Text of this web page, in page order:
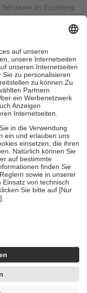
davon als Zuzahlung
in Höhe von zehn
als die tatsächlichen
Online-Apotheken.
beträgt die
zehn Euro je
eigene Gesundheit zu
zu unterstützen,
18. Lebensjahr
die von der
echte Bewertungen
künstlicher